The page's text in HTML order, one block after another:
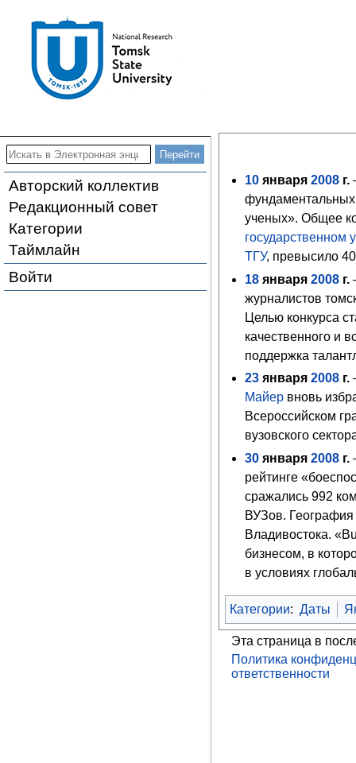
Авторский коллектив
Редакционный совет
Категории
Таймлайн
Войти
10 января 2008 г.
ученых». Общее
государственном
ТГУ, превысило
18 января 2008 г.
журналистов
Целью конкурса
качественного и
поддержка
23 января 2008 г.
Майер вновь
Всероссийском
вузовского
30 января 2008 г.
рейтинге
сражались 992
ВУЗов. География
Владивостока.
бизнесом, в
в условиях
Категории: Даты
Эта страница в
Политика
ответственности